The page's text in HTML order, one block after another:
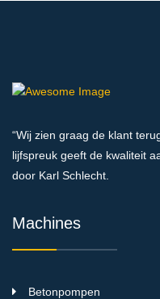
“Wij zien graag de klant
lijfspreuk geeft de kwaliteit
door Karl Schlecht.
Machines
Betonpompen